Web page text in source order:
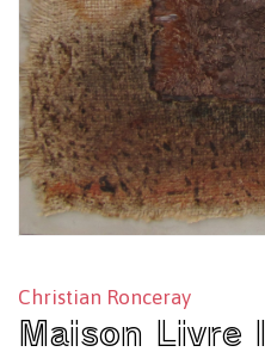
Christian Ronceray
Maison Livre I